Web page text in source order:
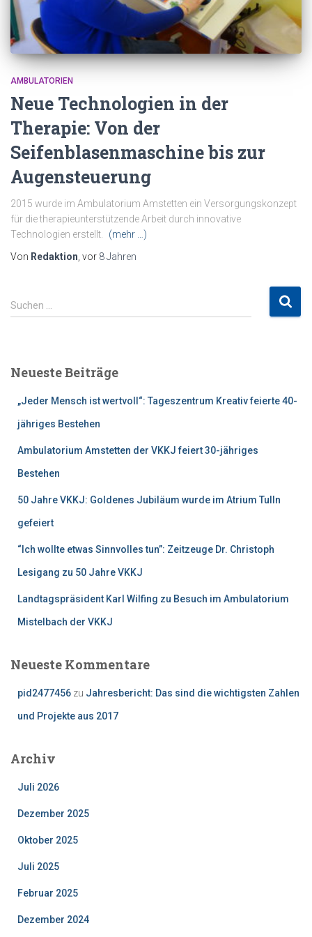
AMBULATORIEN
Neue Technologien in der
Therapie: Von der
Seifenblasenmaschine bis zur
Augensteuerung
2015 wurde im Ambulatorium Amstetten ein Versorgungskonzept
für die therapieunterstützende Arbeit durch innovative
Technologien erstellt.
(mehr …)
Von Redaktion , vor 8 Jahren
S
u
n
Suchen …
Neueste Beiträge
„Jeder Mensch ist wertvoll“: Tageszentrum Kreativ feierte 40-
jähriges Bestehen
Ambulatorium Amstetten der VKKJ feiert 30-jähriges
Bestehen
50 Jahre VKKJ: Goldenes Jubiläum wurde im Atrium Tulln
gefeiert
“Ich wollte etwas Sinnvolles tun”: Zeitzeuge Dr. Christoph
Lesigang zu 50 Jahre VKKJ
Landtagspräsident Karl Wilfing zu Besuch im Ambulatorium
Mistelbach der VKKJ
Neueste Kommentare
pid2477456 zu Jahresbericht: Das sind die wichtigsten Zahlen
und Projekte aus 2017
Archiv
Juli 2026
Dezember 2025
Oktober 2025
Juli 2025
Februar 2025
Dezember 2024